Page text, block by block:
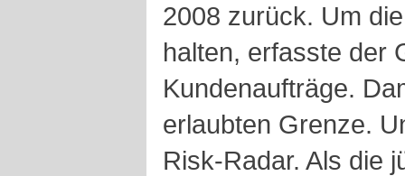
2008 zurück. Um
halten, erfasste der
Kundenaufträge.
erlaubten Grenze.
Risk-Radar. Als die